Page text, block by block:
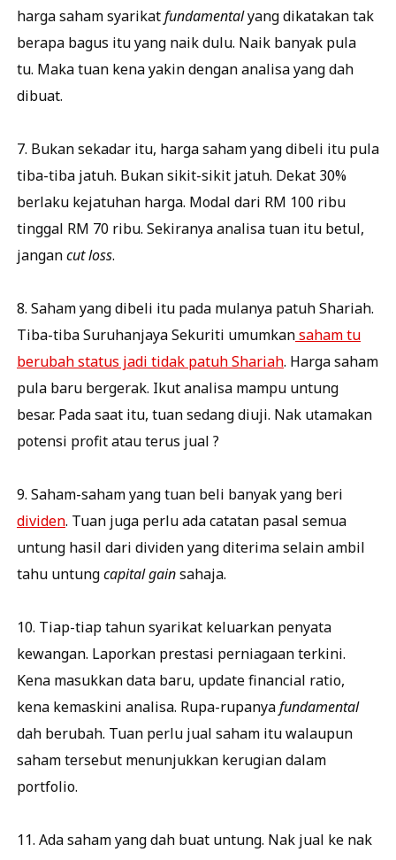
harga saham syarikatfundamentalyang dikatakan tak
berapa bagus itu yang naik dulu. Naik banyak pula
tu. Maka tuan kena yakin dengan analisa yang dah
dibuat.
7. Bukan sekadar itu, harga saham yang dibeli itu pula
tiba-tiba jatuh. Bukan sikit-sikit jatuh. Dekat 30%
berlaku kejatuhan harga. Modal dari RM 100 ribu
tinggal RM 70 ribu. Sekiranya analisa tuan itu betul,
jangancut loss.
8. Saham yang dibeli itu pada mulanya patuh Shariah.
Tiba-tiba Suruhanjaya Sekuriti umumkansaham tu
berubah status jadi tidak patuh Shariah. Harga saham
pula baru bergerak. Ikut analisa mampu untung
besar. Pada saat itu, tuan sedang diuji. Nak utamakan
potensi profit atau terus jual ?
9. Saham-saham yang tuan beli banyak yang beri
dividen. Tuan juga perlu ada catatan pasal semua
untung hasil dari dividen yang diterima selain ambil
tahu untungcapital gainsahaja.
10. Tiap-tiap tahun syarikat keluarkan penyata
kewangan. Laporkan prestasi perniagaan terkini.
Kena masukkan data baru, update financial ratio,
kena kemaskini analisa. Rupa-rupanyafundamental
dah berubah. Tuan perlu jual saham itu walaupun
saham tersebut menunjukkan kerugian dalam
portfolio.
11. Ada saham yang dah buat untung. Nak jual ke nak